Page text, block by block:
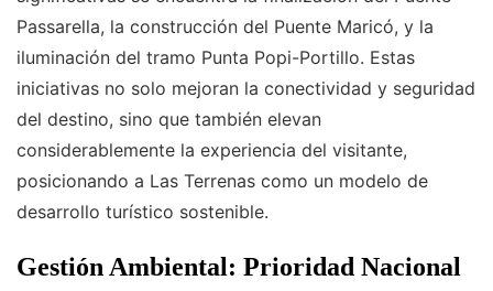
Passarella, la construcción del Puente Maricó, y la
iluminación del tramo Punta Popi-Portillo. Estas
iniciativas no solo mejoran la conectividad y seguridad
del destino, sino que también elevan
considerablemente la experiencia del visitante,
posicionando a Las Terrenas como un modelo de
desarrollo turístico sostenible.
Gestión Ambiental: Prioridad Nacional